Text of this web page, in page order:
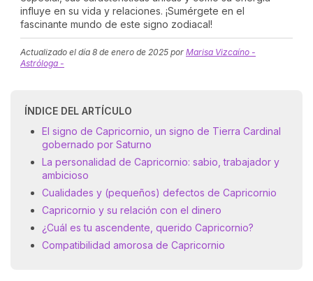
influye en su vida y relaciones. ¡Sumérgete en el
fascinante mundo de este signo zodiacal!
Actualizado el día 8 de enero de 2025 por Marisa Vizcaíno -
Astróloga -
ÍNDICE DEL ARTÍCULO
El signo de Capricornio, un signo de Tierra Cardinal
gobernado por Saturno
La personalidad de Capricornio: sabio, trabajador y
ambicioso
Cualidades y (pequeños) defectos de Capricornio
Capricornio y su relación con el dinero
¿Cuál es tu ascendente, querido Capricornio?
Compatibilidad amorosa de Capricornio